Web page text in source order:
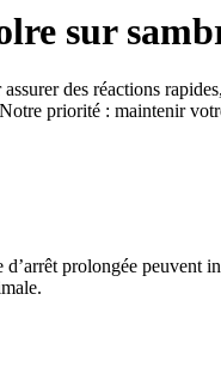
sur
des réactions
priorité : maintenir
prolongée peuvent